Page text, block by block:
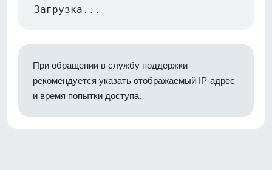
Загрузка...
При обращении в службу поддержки
рекомендуется указать отображаемый IP-адрес
и время попытки доступа.